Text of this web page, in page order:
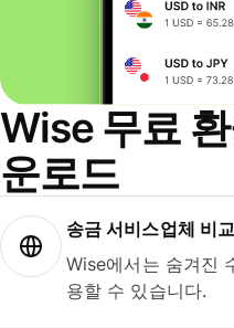
Wise 무료
운로드
송금 서비스업체 비
Wise에서는 숨겨진
용할 수 있습니다.